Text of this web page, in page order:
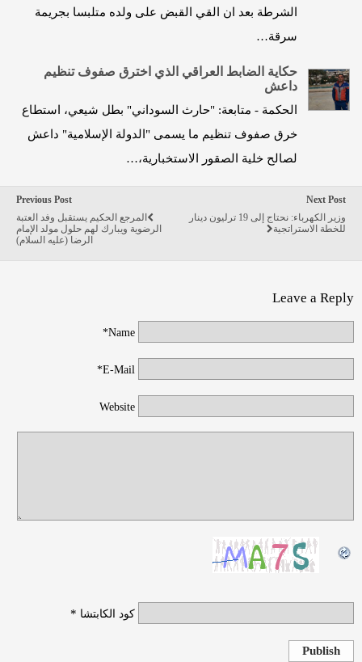
الشرطة بعد ان القي القبض على ولده متلبسا بجريمة
سرقة…
حكاية الضابط العراقي الذي اخترق صفوف تنظيم
داعش
الحكمة - متابعة: "حارث السوداني" بطل شيعي، استطاع
خرق صفوف تنظيم ما يسمى "الدولة الإسلامية" داعش
لصالح خلية الصقور الاستخبارية،…
Previous Post
المرجع الحكيم يستقبل وفد العتبة
الرضوية ويبارك لهم حلول مولد الإمام
الرضا (عليه السلام)
Next Post
وزير الكهرباء: نحتاج إلى 19 ترليون دينار
للخطة الاستراتجية
Leave a Reply
Name*
E-Mail*
Website
كود الكابتشا *
Publish